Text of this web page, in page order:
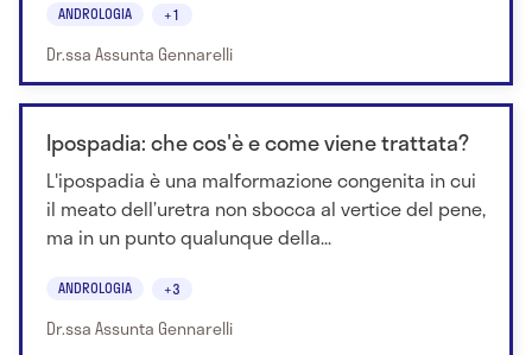
ANDROLOGIA +1
Dr.ssa Assunta Gennarelli
Ipospadia: che cos'è e come viene trattata?
L'ipospadia è una malformazione congenita in cui
il meato dell’uretra non sbocca al vertice del pene,
ma in un punto qualunque della...
ANDROLOGIA +3
Dr.ssa Assunta Gennarelli